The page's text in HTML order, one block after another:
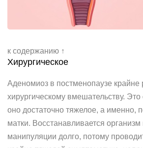
к содержанию ↑
Хирургическое
Аденомиоз в постменопаузе крайне
хирургическому вмешательству. Это
оно достаточно тяжелое, а именно,
матки. Восстанавливается организм
манипуляции долго, потому